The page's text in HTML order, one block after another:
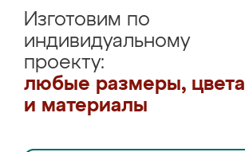
Изготовим по
индивидуальному
проекту:
любые размеры, цвета
и материалы